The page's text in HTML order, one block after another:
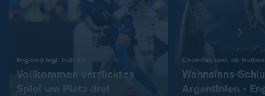
England legt früh los
Vollkommen verrücktes
Spiel um Platz drei
Chancen erst ab
Wahnsinns-
Argentinien -